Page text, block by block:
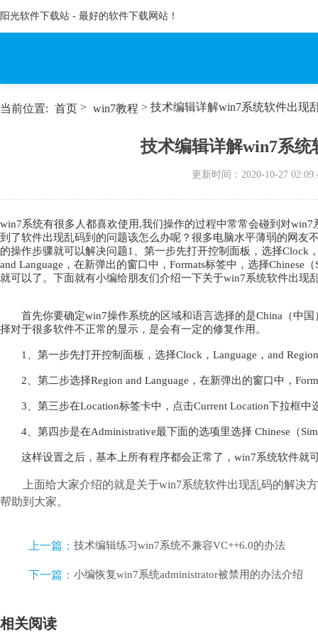
阳光软件下载站 - 最好的软件下载网站！
当前位置: 首页 > win7教程 > 技术编辑详解win7系统软件出现
技术编辑详解win7系
更新时间： 2020-10-27
win7系统有很多人都喜欢使用,我们操作的过程中常常会碰到对
到了软件出现乱码到的问题该怎么办呢？很多电脑水平薄弱的网
的操作步骤就可以解决问题1、第一步先打开控制面板，选择Clock
and Language，在新弹出的窗口中，Formats标签中，选择Chinese
就可以了。下面就有小编给朋友们介绍一下关于win7系统软件出现
首先你要确定win7操作系统的区域和语言选择的是China（中国
择对于很多软件不正常的显示，是会有一定的修复作用。
1、第一步先打开控制面板，选择Clock，Language，and
2、第二步选择Region and Language，在新弹出的窗口中，
3、第三步在Location标签卡中，点击Current Location下拉框中
4、第四步是在Administrative最下面的选项里选择 Chinese（
这样设置之后，基本上所有程序都会正常了，win7系统软件就
上面给大家介绍的就是关于win7系统软件出现乱码的解
帮助到大家。
上一篇： 技术编辑练习win7系统不兼容VC++6.0的办法
下一篇： 小编恢复win7系统administrator被禁用的办法介绍
相关阅读